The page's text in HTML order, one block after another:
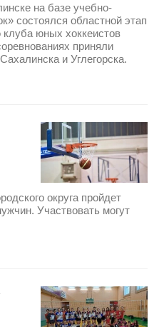
на базе учебно-
состоялся областной этап
клуба юных хоккеистов
приняли
и Углегорска.
округа пройдет
Участвовать могут